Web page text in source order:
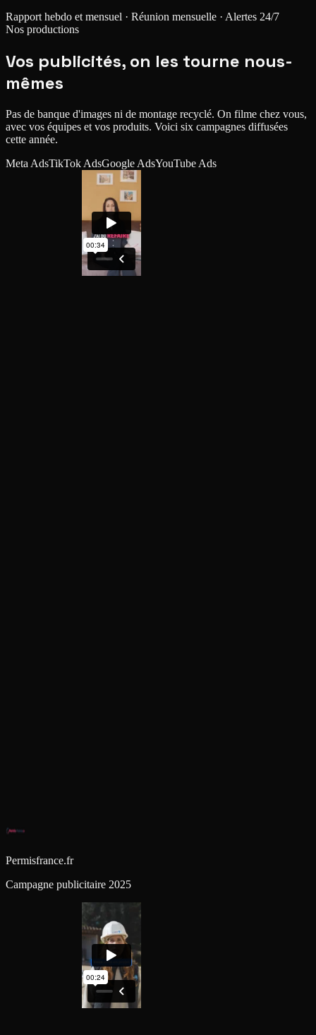
Rapport hebdo et mensuel · Réunion mensuelle · Alertes 24/7
Nos productions
Vos publicités, on les tourne nous-
mêmes
Pas de banque d'images ni de montage recyclé. On filme chez vous,
avec vos équipes et vos produits. Voici six campagnes diffusées
cette année.
Meta AdsTikTok AdsGoogle AdsYouTube Ads
Permisfrance.fr
Campagne publicitaire 2025